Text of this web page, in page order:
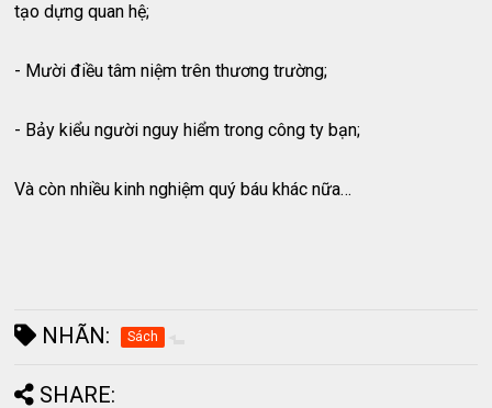
tạo dựng quan hệ;
- Mười điều tâm niệm trên thương trường;
- Bảy kiểu người nguy hiểm trong công ty bạn;
Và còn nhiều kinh nghiệm quý báu khác nữa…
NHÃN: Sách
SHARE: